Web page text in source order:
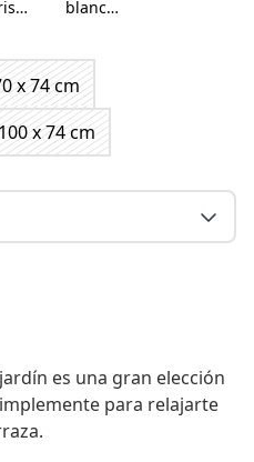
blanco
x 74 cm
x 74 cm
es una gran elección
para relajarte